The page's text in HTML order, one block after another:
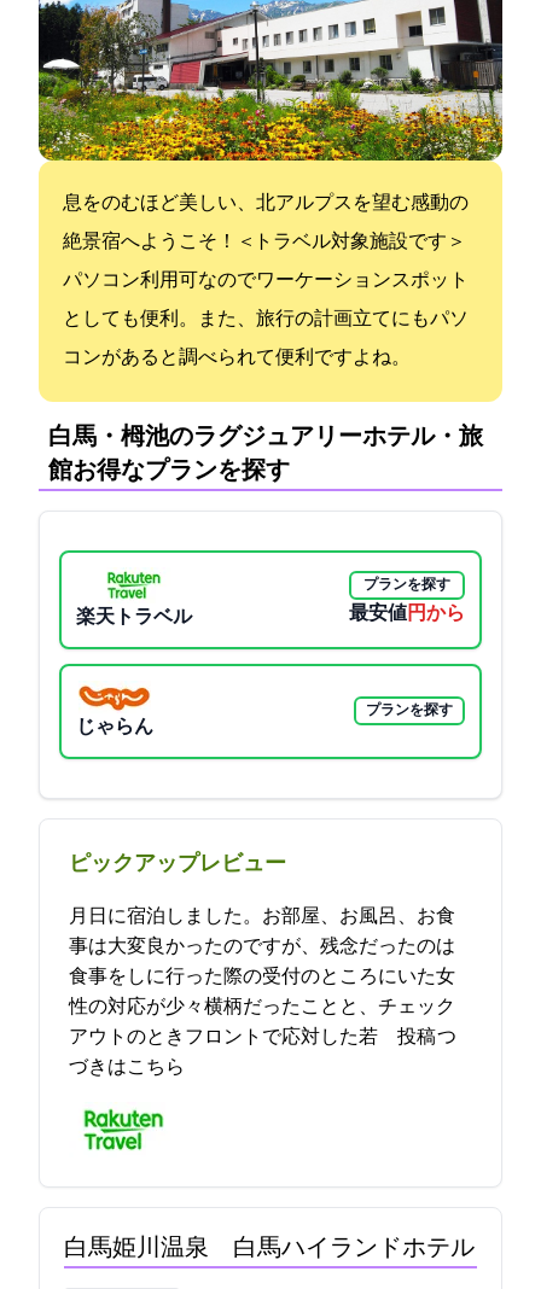
息をのむほど美しい、北アルプスを望む感動の
絶景宿へようこそ！＜GOTOトラベル対象施設です＞
パソコン利用可なのでワーケーションスポット
としても便利。また、旅行の計画立てにもパソ
コンがあると調べられて便利ですよね。
白馬・栂池のラグジュアリーホテル・旅
館:お得なプランを探す
楽天トラベル
プランを探す
最安値7300円から
じゃらん
プランを探す
ピックアップレビュー
10月14日に宿泊しました。お部屋、お風呂、お食
事は大変良かったのですが、残念だったのは
食事をしに行った際の受付のところにいた女
性の対応が少々横柄だったことと、チェック
アウトのときフロントで応対した若… 2021-10-26 14:58:11投稿つ
づきはこちら
白馬姫川温泉 白馬ハイランドホテル